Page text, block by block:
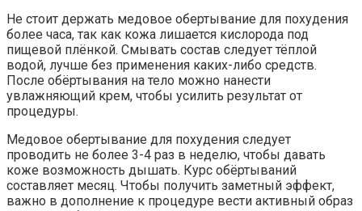
Не стоит держать медовое обертывание для похудения
более часа, так как кожа лишается кислорода под
пищевой плёнкой. Смывать состав следует тёплой
водой, лучше без применения каких-либо средств.
После обёртывания на тело можно нанести
увлажняющий крем, чтобы усилить результат от
процедуры.
Медовое обертывание для похудения следует
проводить не более 3-4 раз в неделю, чтобы давать
коже возможность дышать. Курс обёртываний
составляет месяц. Чтобы получить заметный эффект,
важно в дополнение к процедуре вести активный образ